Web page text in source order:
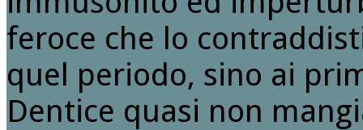
feroce che lo
quel periodo, sino ai
Dentice quasi non